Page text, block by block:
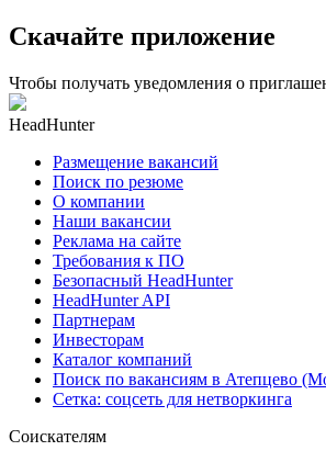
Скачайте приложение
Чтобы получать уведомления о
HeadHunter
Размещение вакансий
Поиск по резюме
О компании
Наши вакансии
Реклама на сайте
Требования к ПО
Безопасный HeadHunter
HeadHunter API
Партнерам
Инвесторам
Каталог компаний
Поиск по вакансиям в Атепцево
Сетка: соцсеть для нетворкинга
Соискателям